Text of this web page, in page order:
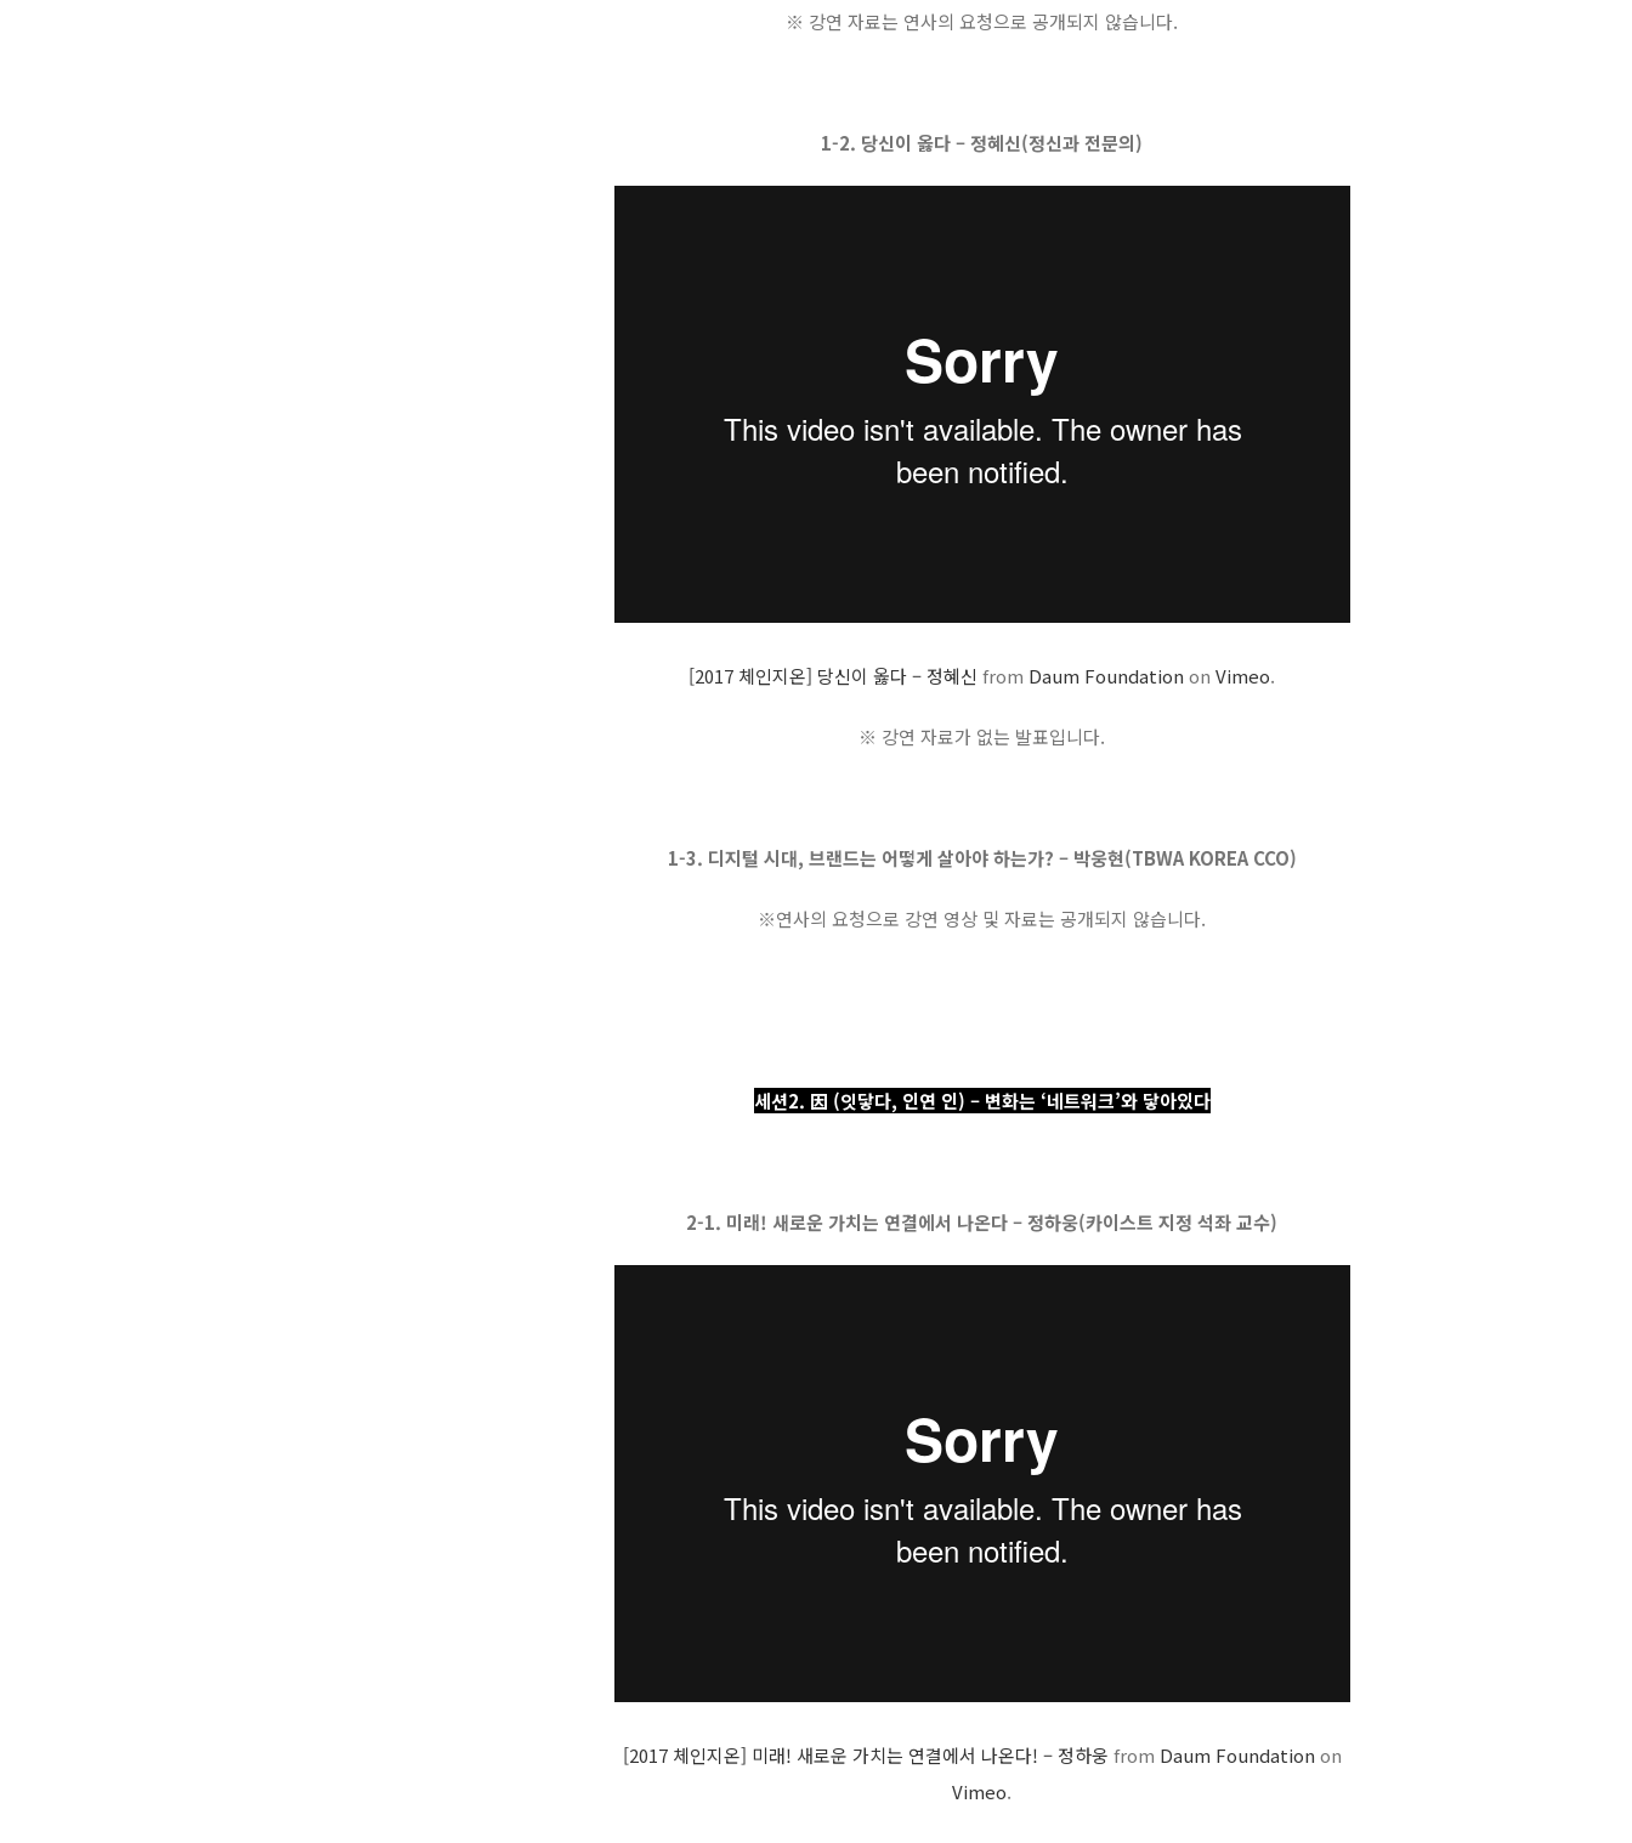
※ 강연 자료는 연사의 요청으로 공개되지 않습니다.
1-2. 당신이 옳다 – 정혜신(정신과 전문의)
[2017 체인지온] 당신이 옳다 – 정혜신 from Daum Foundation onVimeo.
※ 강연 자료가 없는 발표입니다.
1-3. 디지털 시대, 브랜드는 어떻게 살아야 하는가? – 박웅현(TBWA KOREA CCO)
※연사의 요청으로 강연 영상 및 자료는 공개되지 않습니다.
세션2. 因 (잇닿다, 인연 인) – 변화는 ‘네트워크’와 닿아있다
2-1. 미래! 새로운 가치는 연결에서 나온다 – 정하웅(카이스트 지정 석좌 교수)
[2017 체인지온] 미래! 새로운 가치는 연결에서 나온다! – 정하웅 from Daum Foundation on
Vimeo.